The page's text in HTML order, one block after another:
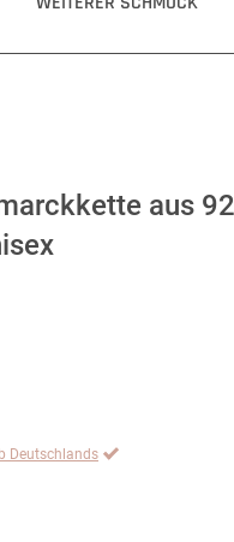
aus
Deutschlands